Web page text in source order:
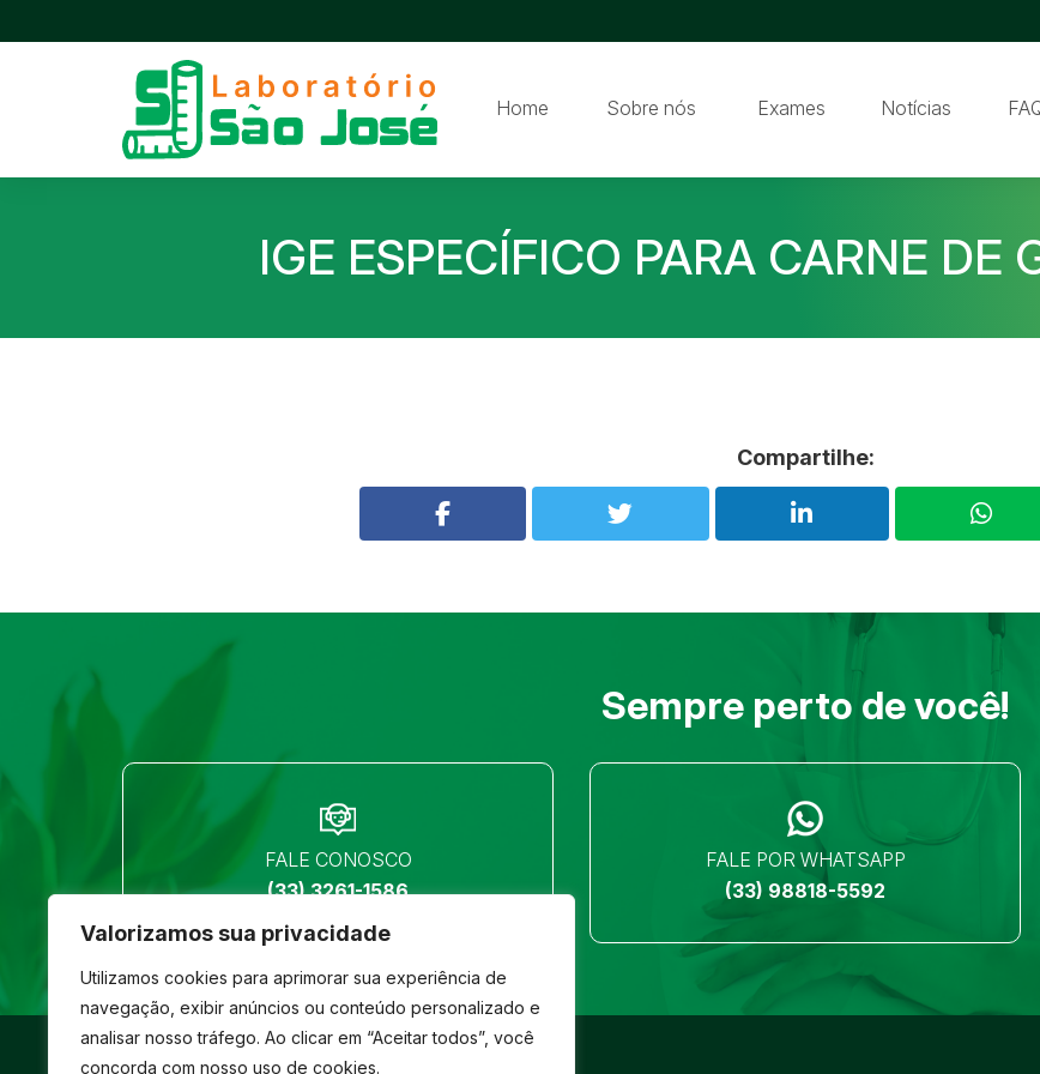
Valorizamos sua privacidade
Utilizamos cookies para aprimorar sua experiência de
navegação, exibir anúncios ou conteúdo personalizado e
analisar nosso tráfego. Ao clicar em “Aceitar todos”, você
concorda com nosso uso de cookies.
Home Sobre nós Exames Notícias
IGE ESPECÍFICO PARA CARNE DE
Compartilhe:
Sempre perto de você!
FALE CONOSCO
(33) 3261-1586
FALE POR WHATSAPP
(33) 98818-5592
© São José- Todos os direitos reservados